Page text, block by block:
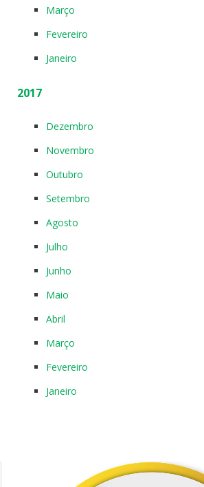
Março
Fevereiro
Janeiro
2017
Dezembro
Novembro
Outubro
Setembro
Agosto
Julho
Junho
Maio
Abril
Março
Fevereiro
Janeiro